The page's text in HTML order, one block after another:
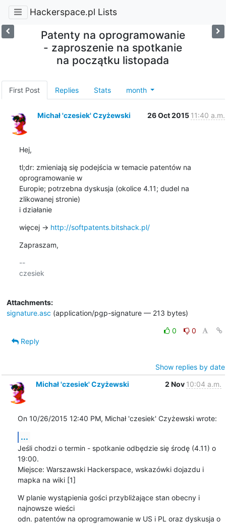
Hackerspace.pl Lists
Patenty na oprogramowanie
- zaproszenie na spotkanie
na początku listopada
First Post Replies Stats month
Michał 'czesiek' Czyżewski 26 Oct 2015 11:40 a.m.
Hej,
tl;dr: zmieniają się podejścia w temacie patentów na
oprogramowanie w
Europie; potrzebna dyskusja (okolice 4.11; dudel na
zlikowanej stronie)
i działanie
więcej → http://softpatents.bitshack.pl/
Zapraszam,
--
czesiek
Attachments:
signature.asc (application/pgp-signature — 213 bytes)
0
0
Reply
Show replies by date
Michał 'czesiek' Czyżewski
2 Nov 10:04 a.m.
On 10/26/2015 12:40 PM, Michał 'czesiek' Czyżewski wrote:
...
Jeśli chodzi o termin - spotkanie odbędzie się środę (4.11) o
19:00.
Miejsce: Warszawski Hackerspace, wskazówki dojazdu i
mapka na wiki [1]
W planie wystąpienia gości przybliżające stan obecny i
najnowsze wieści
odn. patentów na oprogramowanie w US i PL oraz dyskusja o